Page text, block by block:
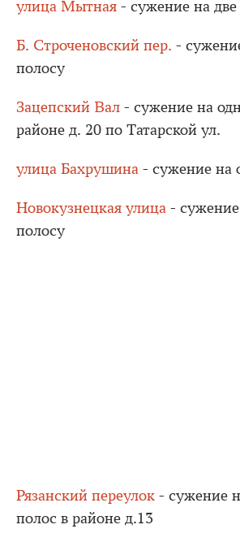
улица Мытная - сужение на
Б. Строченовский пер. -
полосу
Зацепский Вал - сужение на
районе д. 20 по Татарской ул.
улица Бахрушина - сужение на
Новокузнецкая улица -
полосу
Рязанский переулок - сужение
полос в районе д.13